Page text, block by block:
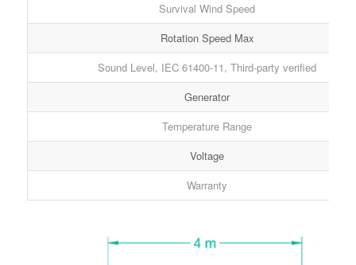
Survival Wind Speed
Rotation Speed Max
Sound Level, IEC 61400-11, Third-party verified
Generator
Temperature Range
Voltage
Warranty